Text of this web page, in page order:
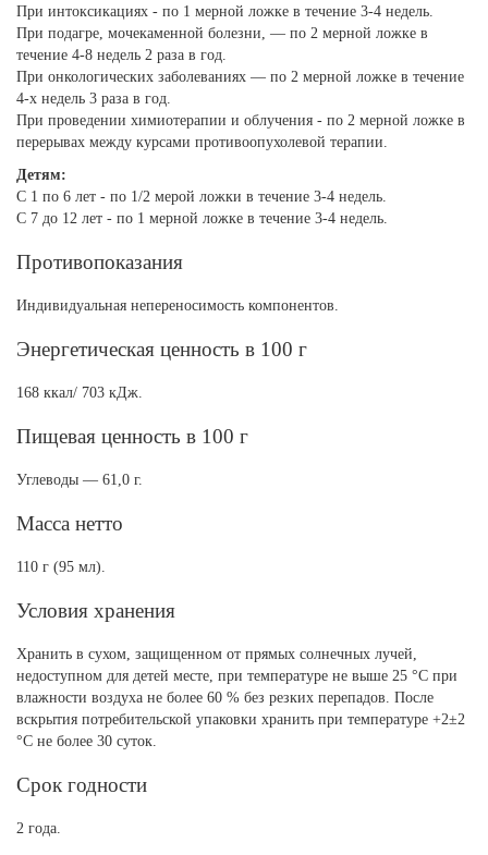
При интоксикациях - по 1 мерной ложке в течение 3-4 недель.
При подагре, мочекаменной болезни, — по 2 мерной ложке в
течение 4-8 недель 2 раза в год.
При онкологических заболеваниях — по 2 мерной ложке в течение
4-х недель 3 раза в год.
При проведении химиотерапии и облучения - по 2 мерной ложке в
перерывах между курсами противоопухолевой терапии.
Детям:
С 1 по 6 лет - по 1/2 мерой ложки в течение 3-4 недель.
С 7 до 12 лет - по 1 мерной ложке в течение 3-4 недель.
Противопоказания
Индивидуальная непереносимость компонентов.
Энергетическая ценность в 100 г
168 ккал/ 703 кДж.
Пищевая ценность в 100 г
Углеводы — 61,0 г.
Масса нетто
110 г (95 мл).
Условия хранения
Хранить в сухом, защищенном от прямых солнечных лучей,
недоступном для детей месте, при температуре не выше 25 °С при
влажности воздуха не более 60 % без резких перепадов. После
вскрытия потребительской упаковки хранить при температуре +2±2
°С не более 30 суток.
Срок годности
2 года.